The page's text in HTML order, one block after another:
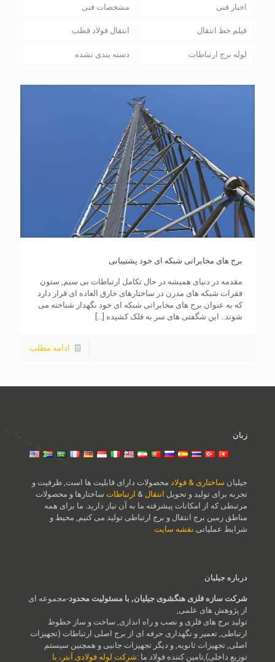
اخبار فنی مشخصات فنی
فیلم خط انتقال انتقال فولاد قطب
لوله برج ارتباطات دسته بندی نشده
برج های مخابراتی شبکه ای خود پشتیبانی
مقدمه در دنیای همیشه در حال تکامل ارتباطات بی سیم, ستون
فقرات شبکه های مدرن در ساختارهای خارق العاده ای قرار دارد
که به عنوان برج های مخابراتی شبکه ای خود نگهدار شناخته می
شوند.. این شگفتی های سر به فلک کشیده
ادامه مطلب
زبان
جیلیان ساختاری & فولاد محصولات دارای قابلیت ها است, ظرفیت و
تجربه برای تولید و تحویل انتقال & ارتباطات ساختارها و محصولات
مرتبطی که از امکانات پیشرفته ما به آن نیاز دارید. ما برای همه
مناطق زمین برج انتقال و برج ارتباطی تولید می کنیم, محیط و
شرایط عملیاتی. نقشه سایت
درباره جیلیان
شرکت سازه فلزی هنگشوی جیلیان, با مسئولیت محدود-مجموعه ای
از پژوهش های علمی,
تولید برج های فلزی و نصب و راه اندازی, ساخت و ساز خطوط
ارتباطی, تعمیر و نگهداری حرفه ای از برج اصلی ارتباطات (تجهیزات
اصلی, تجهیزات ثانویه, و دیگر تجهیزات جانبی و همچنین سیستم
توزیع داخلی),تامین کننده فولاد ما :شرکت لوله فولادی آبتر، با